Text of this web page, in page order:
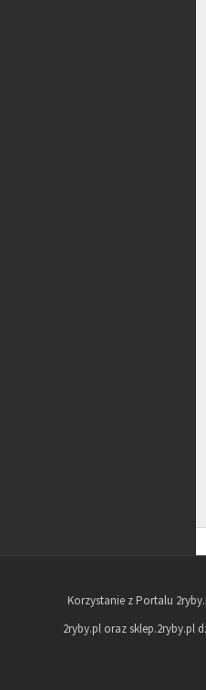
Korzystanie z Portalu
2ryby.pl oraz sklep.2ryby.pl